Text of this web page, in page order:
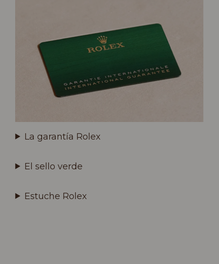
La garantía Rolex
El sello verde
Estuche Rolex